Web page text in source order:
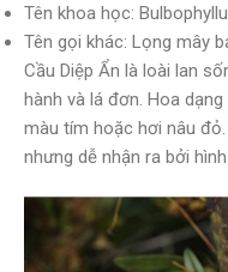
Tên khoa học:
Tên gọi khác: Lọng mây
Cầu Diệp Ẩn là loài lan
hành và lá đơn. Hoa
màu tím hoặc hơi nâu
nhưng dễ nhận ra bởi